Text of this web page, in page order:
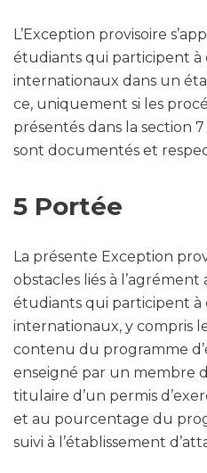
L’Exception provisoire
étudiants qui participent à
internationaux dans un
ce, uniquement si les
présentés dans la section
sont documentés et
5 Portée
La présente Exception
obstacles liés à
étudiants qui participent à
internationaux, y compris
contenu du programme
enseigné par un membre
titulaire d’un permis
et au pourcentage du
suivi à l’établissement